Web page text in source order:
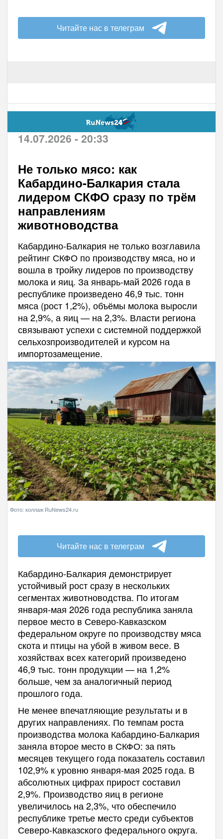
Читайте нас в телеграм
14.07.2026 - 20:33
Не только мясо: как
Кабардино-Балкария стала
лидером СКФО сразу по трём
направлениям
животноводства
Кабардино-Балкария не только возглавила
рейтинг СКФО по производству мяса, но и
вошла в тройку лидеров по производству
молока и яиц. За январь-май 2026 года в
республике произведено 46,9 тыс. тонн
мяса (рост 1,2%), объёмы молока выросли
на 2,9%, а яиц — на 2,3%. Власти региона
связывают успехи с системной поддержкой
сельхозпроизводителей и курсом на
импортозамещение.
Фото: коллаж RuNews24.ru
Читайте нас в телеграм
Кабардино-Балкария демонстрирует
устойчивый рост сразу в нескольких
сегментах животноводства. По итогам
января-мая 2026 года республика заняла
первое место в Северо-Кавказском
федеральном округе по производству мяса
скота и птицы на убой в живом весе. В
хозяйствах всех категорий произведено
46,9 тыс. тонн продукции — на 1,2%
больше, чем за аналогичный период
прошлого года.
Не менее впечатляющие результаты и в
других направлениях. По темпам роста
производства молока Кабардино-Балкария
заняла второе место в СКФО: за пять
месяцев текущего года показатель составил
102,9% к уровню января-мая 2025 года. В
абсолютных цифрах прирост составил
2,9%. Производство яиц в регионе
увеличилось на 2,3%, что обеспечило
республике третье место среди субъектов
Северо-Кавказского федерального округа.